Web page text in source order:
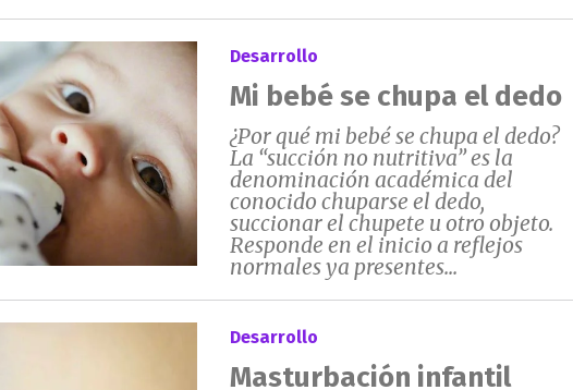
Desarrollo
Mi bebé se chupa el dedo
¿Por qué mi bebé se chupa el dedo?
La “succión no nutritiva” es la
denominación académica del
conocido chuparse el dedo,
succionar el chupete u otro objeto.
Responde en el inicio a reflejos
normales ya presentes...
Desarrollo
Masturbación infantil